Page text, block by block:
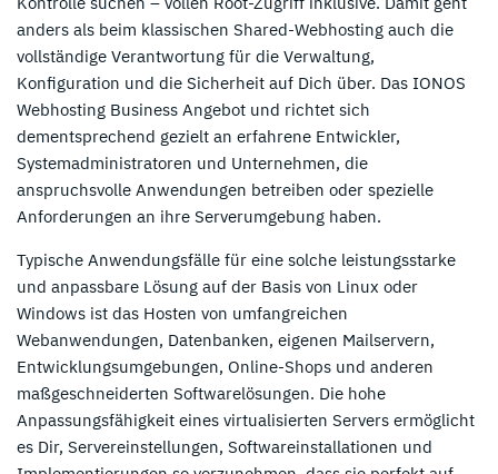
anders als beim klassischen Shared-Webhosting auch die
vollständige Verantwortung für die Verwaltung,
Konfiguration und die Sicherheit auf Dich über. Das IONOS
Webhosting Business Angebot und richtet sich
dementsprechend gezielt an erfahrene Entwickler,
Systemadministratoren und Unternehmen, die
anspruchsvolle Anwendungen betreiben oder spezielle
Anforderungen an ihre Serverumgebung haben.
Typische Anwendungsfälle für eine solche leistungsstarke
und anpassbare Lösung auf der Basis von Linux oder
Windows ist das Hosten von umfangreichen
Webanwendungen, Datenbanken, eigenen Mailservern,
Entwicklungsumgebungen, Online-Shops und anderen
maßgeschneiderten Softwarelösungen. Die hohe
Anpassungsfähigkeit eines virtualisierten Servers ermöglicht
es Dir, Servereinstellungen, Softwareinstallationen und